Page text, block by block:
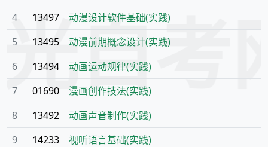
自考
4
13497 动漫设计软件基础(实践)
5
13495 动漫前期概念设计(实践)
6
13494 动画运动规律(实践)
7
01690 漫画创作技法(实践)
8
13492 动画声音制作(实践)
9
14233 视听语言基础(实践)